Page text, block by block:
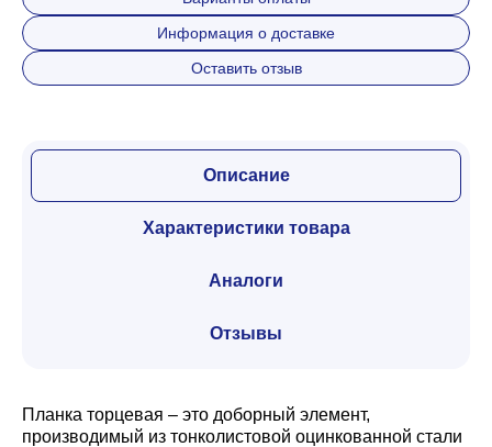
Другие товары
Информация о доставке
Оставить отзыв
Описание
Характеристики товара
Аналоги
Отзывы
Планка торцевая – это доборный элемент,
производимый из тонколистовой оцинкованной стали